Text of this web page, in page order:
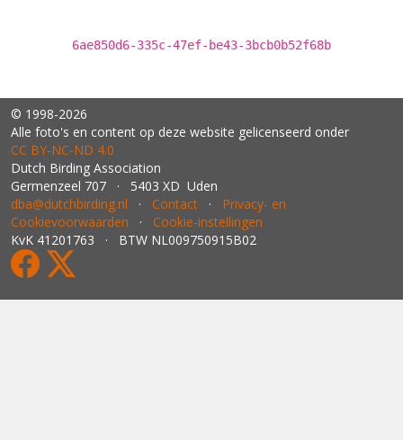
6ae850d6-335c-47ef-be43-3bcb0b52f68b
© 1998-2026
Alle foto's en content op deze website gelicenseerd onder
CC BY‑NC‑ND 4.0
Dutch Birding Association
Germenzeel 707 · 5403 XD Uden
dba@dutchbirding.nl · Contact · Privacy- en
Cookievoorwaarden · Cookie-instellingen
KvK 41201763 · BTW NL009750915B02